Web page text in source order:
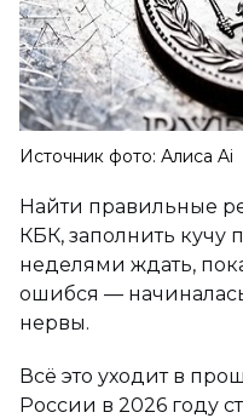
Источник фото: Алиса Ai
Найти правильные
КБК, заполнить кучу
неделями ждать,
ошибся —
нервы.
Всё это уходит в
России в 2026 году